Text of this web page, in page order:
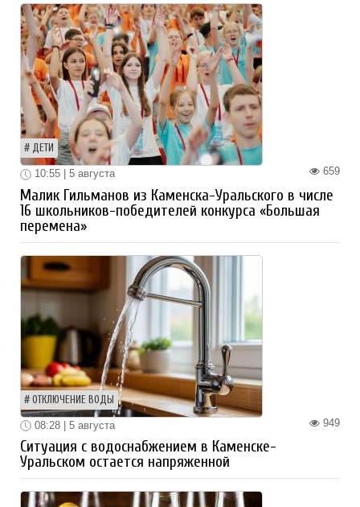
ДЕТИ
659
10:55 | 5 августа
Малик Гильманов из Каменска-Уральского в числе
16 школьников-победителей конкурса «Большая
перемена»
ОТКЛЮЧЕНИЕ ВОДЫ
949
08:28 | 5 августа
Ситуация с водоснабжением в Каменске-
Уральском остается напряженной